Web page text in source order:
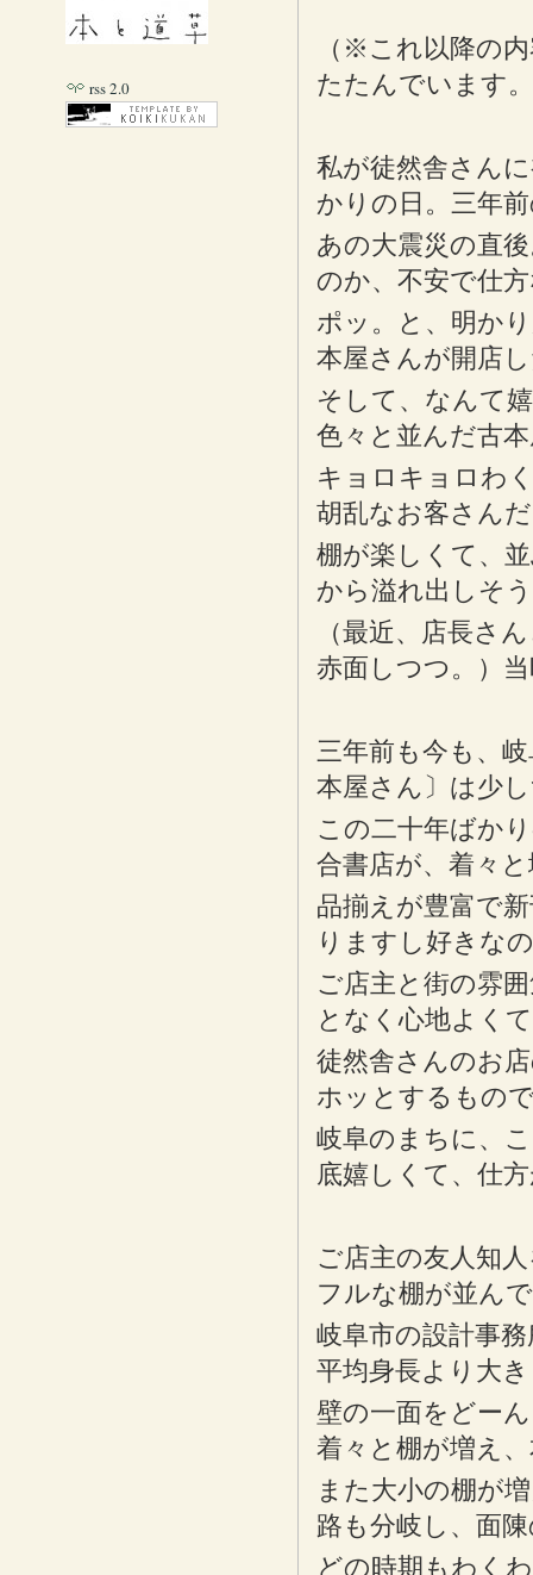
（※これ以降の
たたんでいます
私が徒然舎さん
かりの日。三年
あの大震災の直
のか、不安で仕
ポッ。と、明か
本屋さんが開店
そして、なんて
色々と並んだ古
キョロキョロわ
胡乱なお客さん
棚が楽しくて、
から溢れ出しそ
（最近、店長さ
赤面しつつ。）
三年前も今も、
本屋さん〕は少
この二十年ばか
合書店が、着々
品揃えが豊富で
りますし好きな
ご店主と街の雰
となく心地よく
徒然舎さんのお
ホッとするもの
岐阜のまちに、
底嬉しくて、仕
ご店主の友人知
フルな棚が並ん
岐阜市の設計事務
平均身長より大
壁の一面をどー
着々と棚が増え
また大小の棚が
路も分岐し、面
どの時期もわく
rss 2.0